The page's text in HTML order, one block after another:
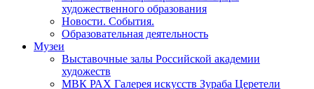
художественного образования
Новости. События.
Образовательная деятельность
Музеи
Выставочные залы Российской академии
художеств
МВК РАХ Галерея искусств Зураба Церетели